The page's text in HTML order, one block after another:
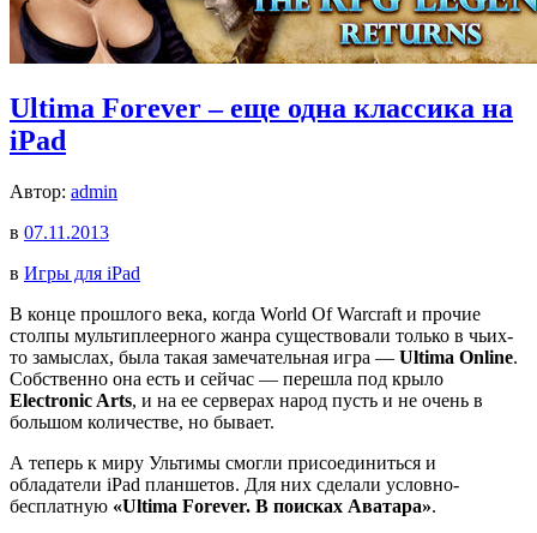
Ultima Forever – еще одна классика на
iPad
Автор: admin
в 07.11.2013
в Игры для iPad
В конце прошлого века, когда World Of Warcraft и прочие
столпы мультиплеерного жанра существовали только в чьих-
то замыслах, была такая замечательная игра — Ultima Online.
Собственно она есть и сейчас — перешла под крыло
Electronic Arts, и на ее серверах народ пусть и не очень в
большом количестве, но бывает.
А теперь к миру Ультимы смогли присоединиться и
обладатели iPad планшетов. Для них сделали условно-
бесплатную «Ultima Forever. В поисках Аватара».